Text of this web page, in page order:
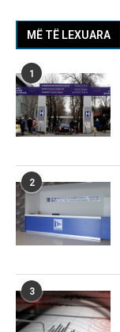
MË TË LEXUARA
1
2
3